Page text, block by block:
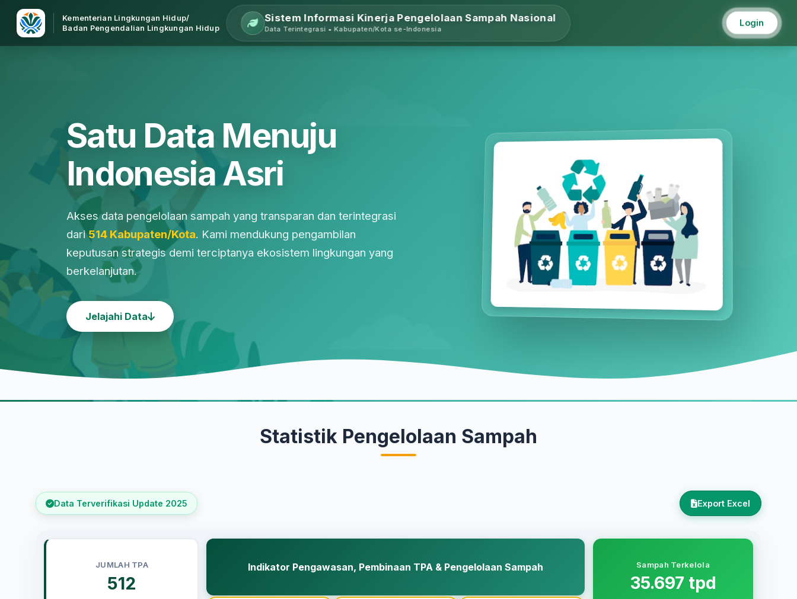
Kementerian Lingkungan Hidup/
Badan Pengendalian Lingkungan Hidup
Sistem Informasi Kinerja Pengelolaan Sampah Nasional
Data Terintegrasi • Kabupaten/Kota se-Indonesia
Login
Satu Data Menuju
Indonesia Asri
Akses data pengelolaan sampah yang transparan dan terintegrasi
dari514 Kabupaten/Kota. Kami mendukung pengambilan
keputusan strategis demi terciptanya ekosistem lingkungan yang
berkelanjutan.
Jelajahi Data
Statistik Pengelolaan Sampah
Data Terverifikasi Update 2025 Export Excel
JUMLAH TPA
512
Indikator Pengawasan, Pembinaan TPA & Pengelolaan Sampah Sampah Terkelola
35.697 tpd